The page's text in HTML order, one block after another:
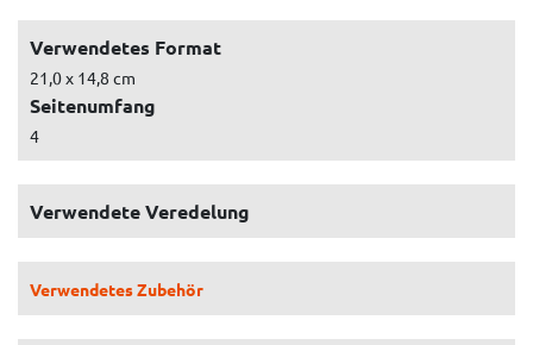
Verwendetes Format
21,0 x 14,8 cm
Seitenumfang
4
Verwendete Veredelung
Verwendetes Zubehör